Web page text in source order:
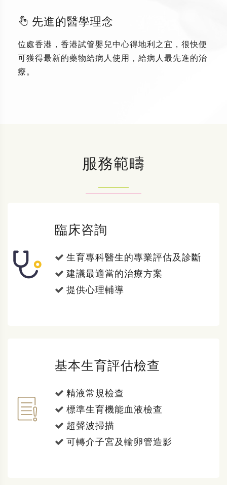
先進的醫學理念
位處香港，香港試管嬰兒中心得地利之宜，很快便
可獲得最新的藥物給病人使用，給病人最先進的治
療。
服務範疇
臨床咨詢
生育專科醫生的專業評估及診斷
建議最適當的治療方案
提供心理輔導
基本生育評估檢查
精液常規檢查
標準生育機能血液檢查
超聲波掃描
可轉介子宮及輸卵管造影